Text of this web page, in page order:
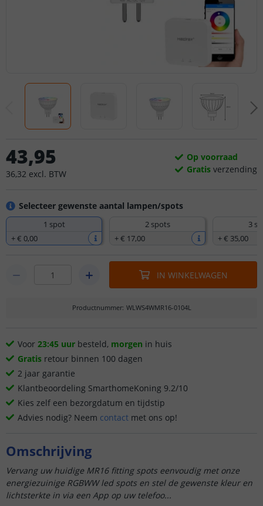
Selecteer gewenste aantal lampen/spots
1 spot
+€ 0,00
2 spots
+€ 17,00
3
+€ 35,00
43,95
36,32 excl. BTW
Op voorraad
Gratis verzending
IN WINKELWAGEN
Productnummer: WLWS4WMR16-0104L
Voor 23:45 uur besteld, morgen in huis
Gratis retour binnen 100 dagen
2 jaar garantie
Klantbeoordeling SmarthomeKoning 9.2/10
Kies zelf een bezorgdatum en tijdstip
Advies nodig? Neem contact met ons op!
Omschrijving
Vervang uw huidige MR16 fitting spots eenvoudig met onze
energiezuinige RGBWW led spots en stel de gewenste kleur en
lichtsterkte in via een App op uw telefoo...